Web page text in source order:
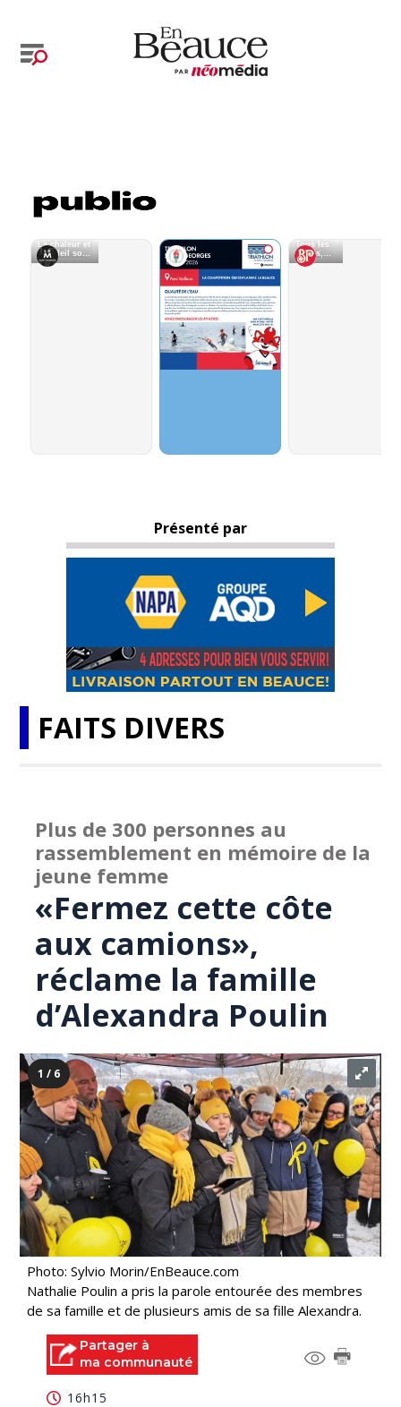
Présenté par
FAITS DIVERS
Plus de 300 personnes au
rassemblement en mémoire de la
jeune femme
«Fermez cette côte
aux camions»,
réclame la famille
d’Alexandra Poulin
1 / 6
Photo: Sylvio Morin/EnBeauce.com
Nathalie Poulin a pris la parole entourée des membres
de sa famille et de plusieurs amis de sa fille Alexandra.
Partager à
ma communauté
16h15